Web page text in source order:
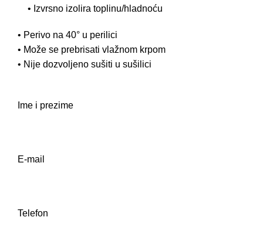
• Izvrsno izolira toplinu/hladnoću
• Perivo na 40° u perilici
• Može se prebrisati vlažnom krpom
• Nije dozvoljeno sušiti u sušilici
Ime i prezime
E-mail
Telefon